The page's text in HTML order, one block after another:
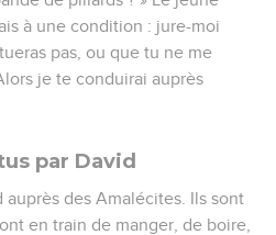
à une condition : jure-moi
pas, ou que tu ne me
je te conduirai auprès
par David
auprès des Amalécites. Ils sont
en train de manger, de boire,